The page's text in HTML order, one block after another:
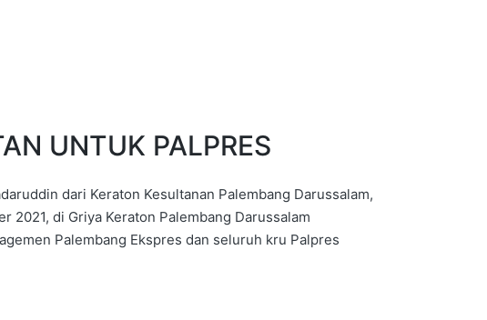
UNTUK PALPRES
dari Keraton Kesultanan Palembang Darussalam,
2021, di Griya Keraton Palembang Darussalam
Palembang Ekspres dan seluruh kru Palpres